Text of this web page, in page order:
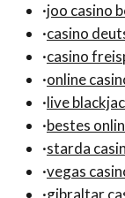
·joo casino
·casino
·casino
·online
·live
·bestes
·starda
·vegas